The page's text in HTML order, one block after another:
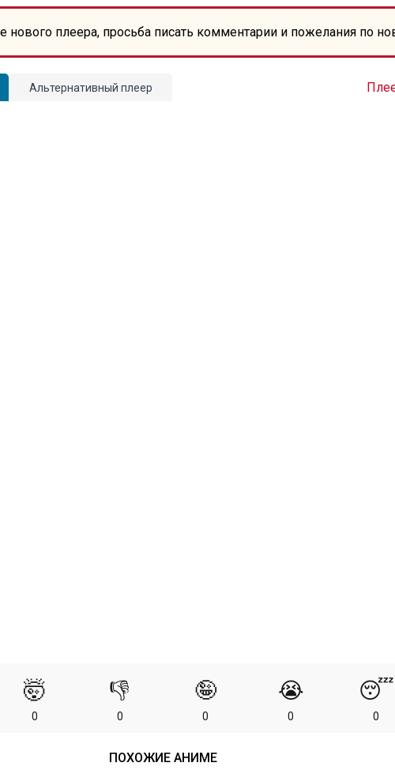
нового плеера, просьба писать комментарии и пожелания по
Альтернативный плеер
🤯
0
👎
0
🤪
0
😭
0
😴
0
ПОХОЖИЕ АНИМЕ